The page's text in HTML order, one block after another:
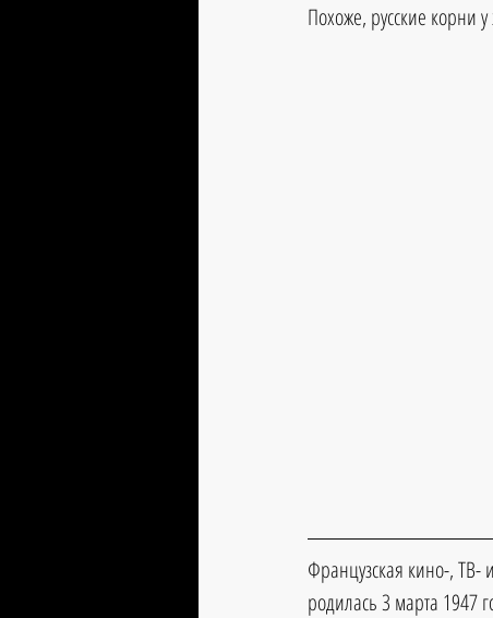
Похоже, русские корни
Французская кино-, ТВ-
родилась 3 марта 1947